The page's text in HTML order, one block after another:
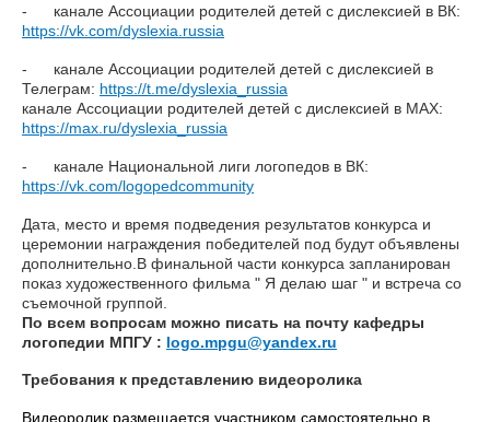
- канале Ассоциации родителей детей с дислексией в ВК:
https://vk.com/dyslexia.russia
- канале Ассоциации родителей детей с дислексией в
Телеграм: https://t.me/dyslexia_russia
канале Ассоциации родителей детей с дислексией в MAX:
https://max.ru/dyslexia_russia
- канале Национальной лиги логопедов в ВК:
https://vk.com/logopedcommunity
Дата, место и время подведения результатов конкурса и
церемонии награждения победителей под будут объявлены
дополнительно.В финальной части конкурса запланирован
показ художественного фильма " Я делаю шаг " и встреча со
съемочной группой.
По всем вопросам можно писать на почту кафедры
логопедии МПГУ : logo.mpgu@yandex.ru
Требования к представлению видеоролика
Видеоролик размещается участником самостоятельно в